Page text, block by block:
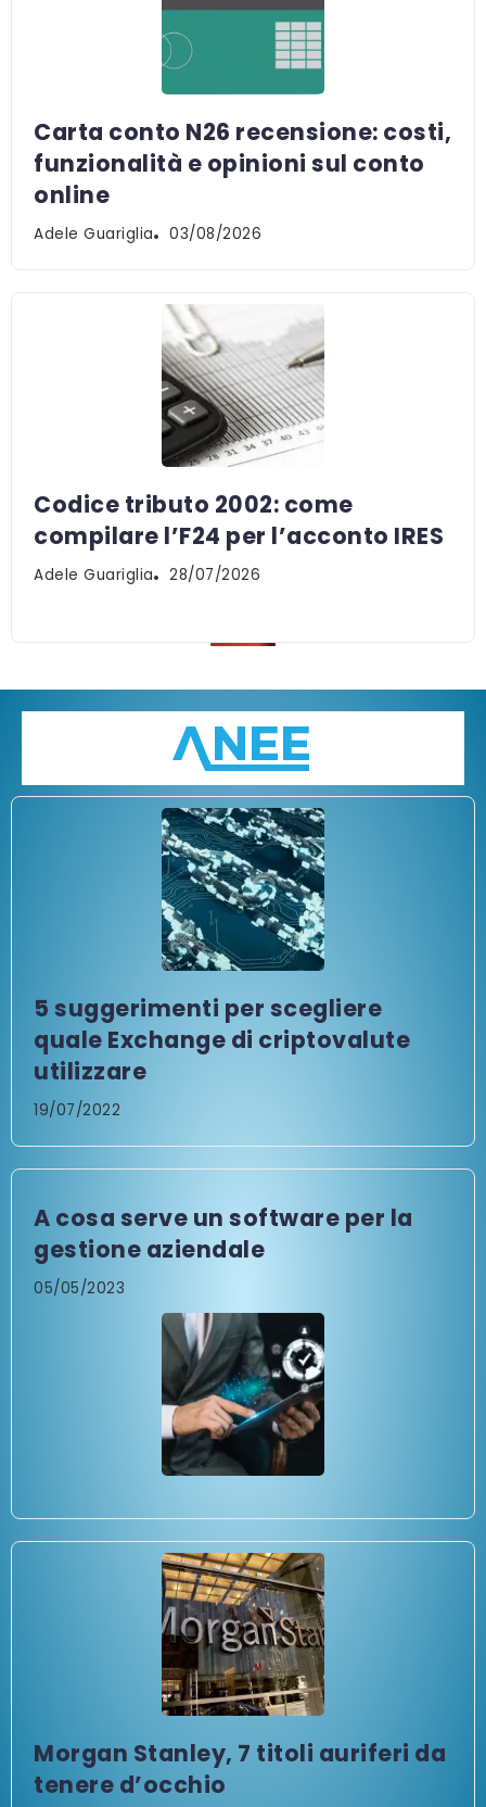
Carta conto N26 recensione: costi,
funzionalità e opinioni sul conto
online
Adele Guariglia 03/08/2026
Codice tributo 2002: come
compilare l’F24 per l’acconto IRES
Adele Guariglia 28/07/2026
5 suggerimenti per scegliere
quale Exchange di criptovalute
utilizzare
19/07/2022
A cosa serve un software per la
gestione aziendale
05/05/2023
Morgan Stanley, 7 titoli auriferi da
tenere d’occhio